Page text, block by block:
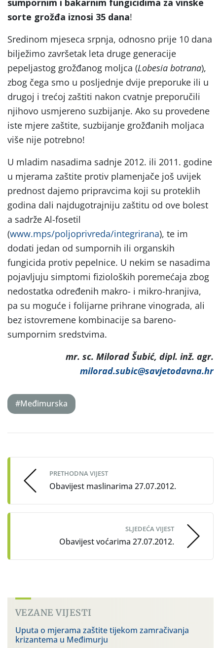
sorte grožđa iznosi 35 dana!
Sredinom mjeseca srpnja, odnosno prije 10 dana
bilježimo završetak leta druge generacije
pepeljastog grožđanog moljca (Lobesia botrana),
zbog čega smo u posljednje dvije preporuke ili u
drugoj i trećoj zaštiti nakon cvatnje preporučili
njihovo usmjereno suzbijanje. Ako su provedene
iste mjere zaštite, suzbijanje grožđanih moljaca
više nije potrebno!
U mladim nasadima sadnje 2012. ili 2011. godine
u mjerama zaštite protiv plamenjače još uvijek
prednost dajemo pripravcima koji su proteklih
godina dali najdugotrajniju zaštitu od ove bolest
a sadrže Al-fosetil
(www.mps/poljoprivreda/integrirana), te im
dodati jedan od sumpornih ili organskih
fungicida protiv pepelnice. U nekim se nasadima
pojavljuju simptomi fizioloških poremećaja zbog
nedostatka određenih makro- i mikro-hranjiva,
pa su moguće i folijarne prihrane vinograda, ali
bez istovremene kombinacije sa bareno-
sumpornim sredstvima.
mr. sc. Milorad Šubić, dipl. inž. agr.
milorad.subic@savjetodavna.hr
#Međimurska
navigation
PRETHODNA VIJEST
Obavijest maslinarima 27.07.2012.
SLJEDEĆA VIJEST
Obavijest voćarima 27.07.2012.
VEZANE VIJESTI
Uputa o mjerama zaštite tijekom zamračivanja
krizantema u Međimurju